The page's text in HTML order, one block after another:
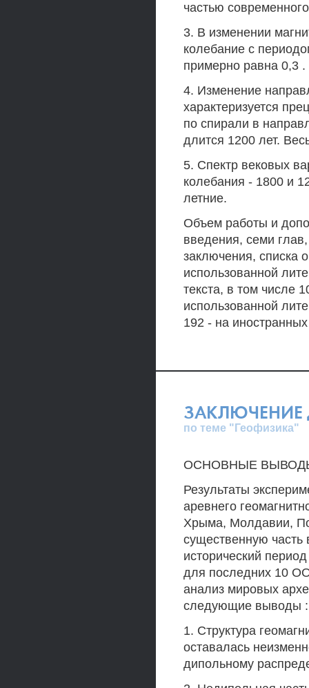
частью
3. В изменении
колебание с
примерно равна 0,3
4. Изменение
характеризуется
по спирали в
длится 1200 лет.
5. Спектр вековых
колебания - 1800 и
летние.
Объем работы и
введения, семи
заключения, списка
использованной
текста, в том числе
использованной
192 - на
ЗАКЛЮЧЕНИЕ
по теме "Геофизика"
ОСНОВНЫЕ
Результаты
аревнего
Хрыма, Молдавии,
существенную
исторический
для последних 10
анализ мировых
следующие выводы :
1. Структура
оставалась
дипольному